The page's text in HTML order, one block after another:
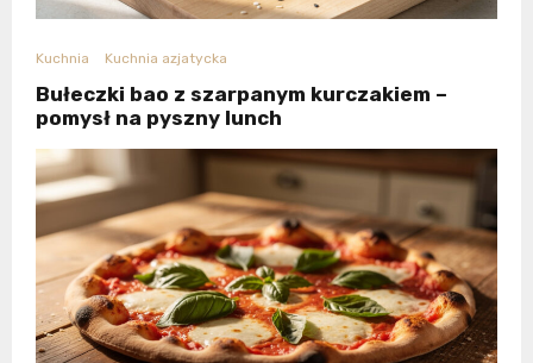
Kuchnia Kuchnia azjatycka
Bułeczki bao z szarpanym kurczakiem –
pomysł na pyszny lunch